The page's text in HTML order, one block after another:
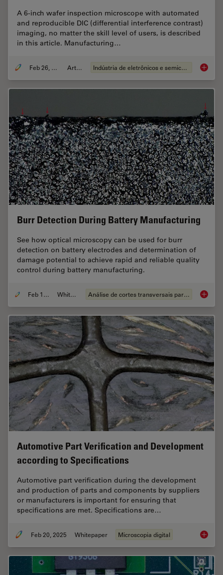
A 6-inch wafer inspection microscope with automated
and reproducible DIC (differential interference contrast)
imaging, no matter the skill level of users, is described
in this article. Manufacturing…
Feb 26, 2026 Article Indústria de eletrônicos e semicondutores 6-Inch
Burr Detection During Battery Manufacturing
See how optical microscopy can be used for burr
detection on battery electrodes and determination of
damage potential to achieve rapid and reliable quality
control during battery manufacturing.
Feb 12, 2026 Whitepaper Análise de cortes transversais para componentes eletrônicos Burr
Automotive Part Verification and Development
according to Specifications
Automotive part verification during the development
and production of parts and components by suppliers
or manufacturers is important for ensuring that
specifications are met. Specifications are…
Feb 20, 2025 Whitepaper Microscopia digital